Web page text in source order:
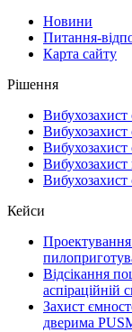
Новини
Питання-
Карта сайту
Рішення
Вибухозахист
Вибухозахист
Вибухозахист
Кейси
Проектування
Відсікання
аспіраційній
Захист
дверима